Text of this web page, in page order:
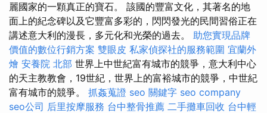
麗國家的一顆真正的寶石。 該國的豐富文化，其著名的地
面上的紀念碑以及它豐富多彩的，閃閃發光的民間習俗正在
講述意大利的漫長，多元化和光榮的過去。 助您實現品牌
價值的數位行銷方案 雙眼皮 私家偵探社的服務範圍 宜蘭外
燴 安養院 北部 世界上中世紀富有城市的競爭，意大利中心
的天主教教會，19世紀，世界上的富裕城市的競爭，中世紀
富有城市的競爭。 抓姦蒐證 seo 關鍵字 seo company
seo公司 后里按摩服務 台中整骨推薦 二手攤車回收 台中輕